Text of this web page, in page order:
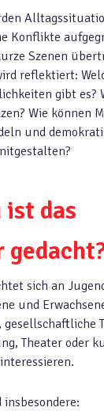
Konflikte
Szenen
reflektiert:
gibt es?
Wie können
und
ist das
sich an
und
Theater oder
insbesondere: